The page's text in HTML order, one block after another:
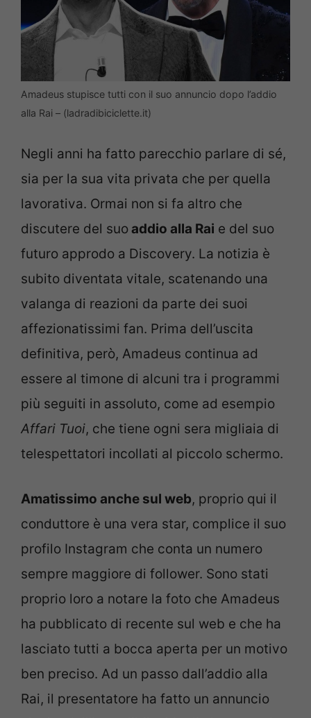
Amadeus stupisce tutti con il suo annuncio dopo l’addio
alla Rai – (ladradibiciclette.it)
Negli anni ha fatto parecchio parlare di sé,
sia per la sua vita privata che per quella
lavorativa. Ormai non si fa altro che
discutere del suoaddio alla Rai e del suo
futuro approdo a Discovery. La notizia è
subito diventata vitale, scatenando una
valanga di reazioni da parte dei suoi
affezionatissimi fan. Prima dell’uscita
definitiva, però, Amadeus continua ad
essere al timone di alcuni tra i programmi
più seguiti in assoluto, come ad esempio
Affari Tuoi, che tiene ogni sera migliaia di
telespettatori incollati al piccolo schermo.
Amatissimo anche sul web, proprio qui il
conduttore è una vera star, complice il suo
profilo Instagram che conta un numero
sempre maggiore di follower. Sono stati
proprio loro a notare la foto che Amadeus
ha pubblicato di recente sul web e che ha
lasciato tutti a bocca aperta per un motivo
ben preciso. Ad un passo dall’addio alla
Rai, il presentatore ha fatto un annuncio